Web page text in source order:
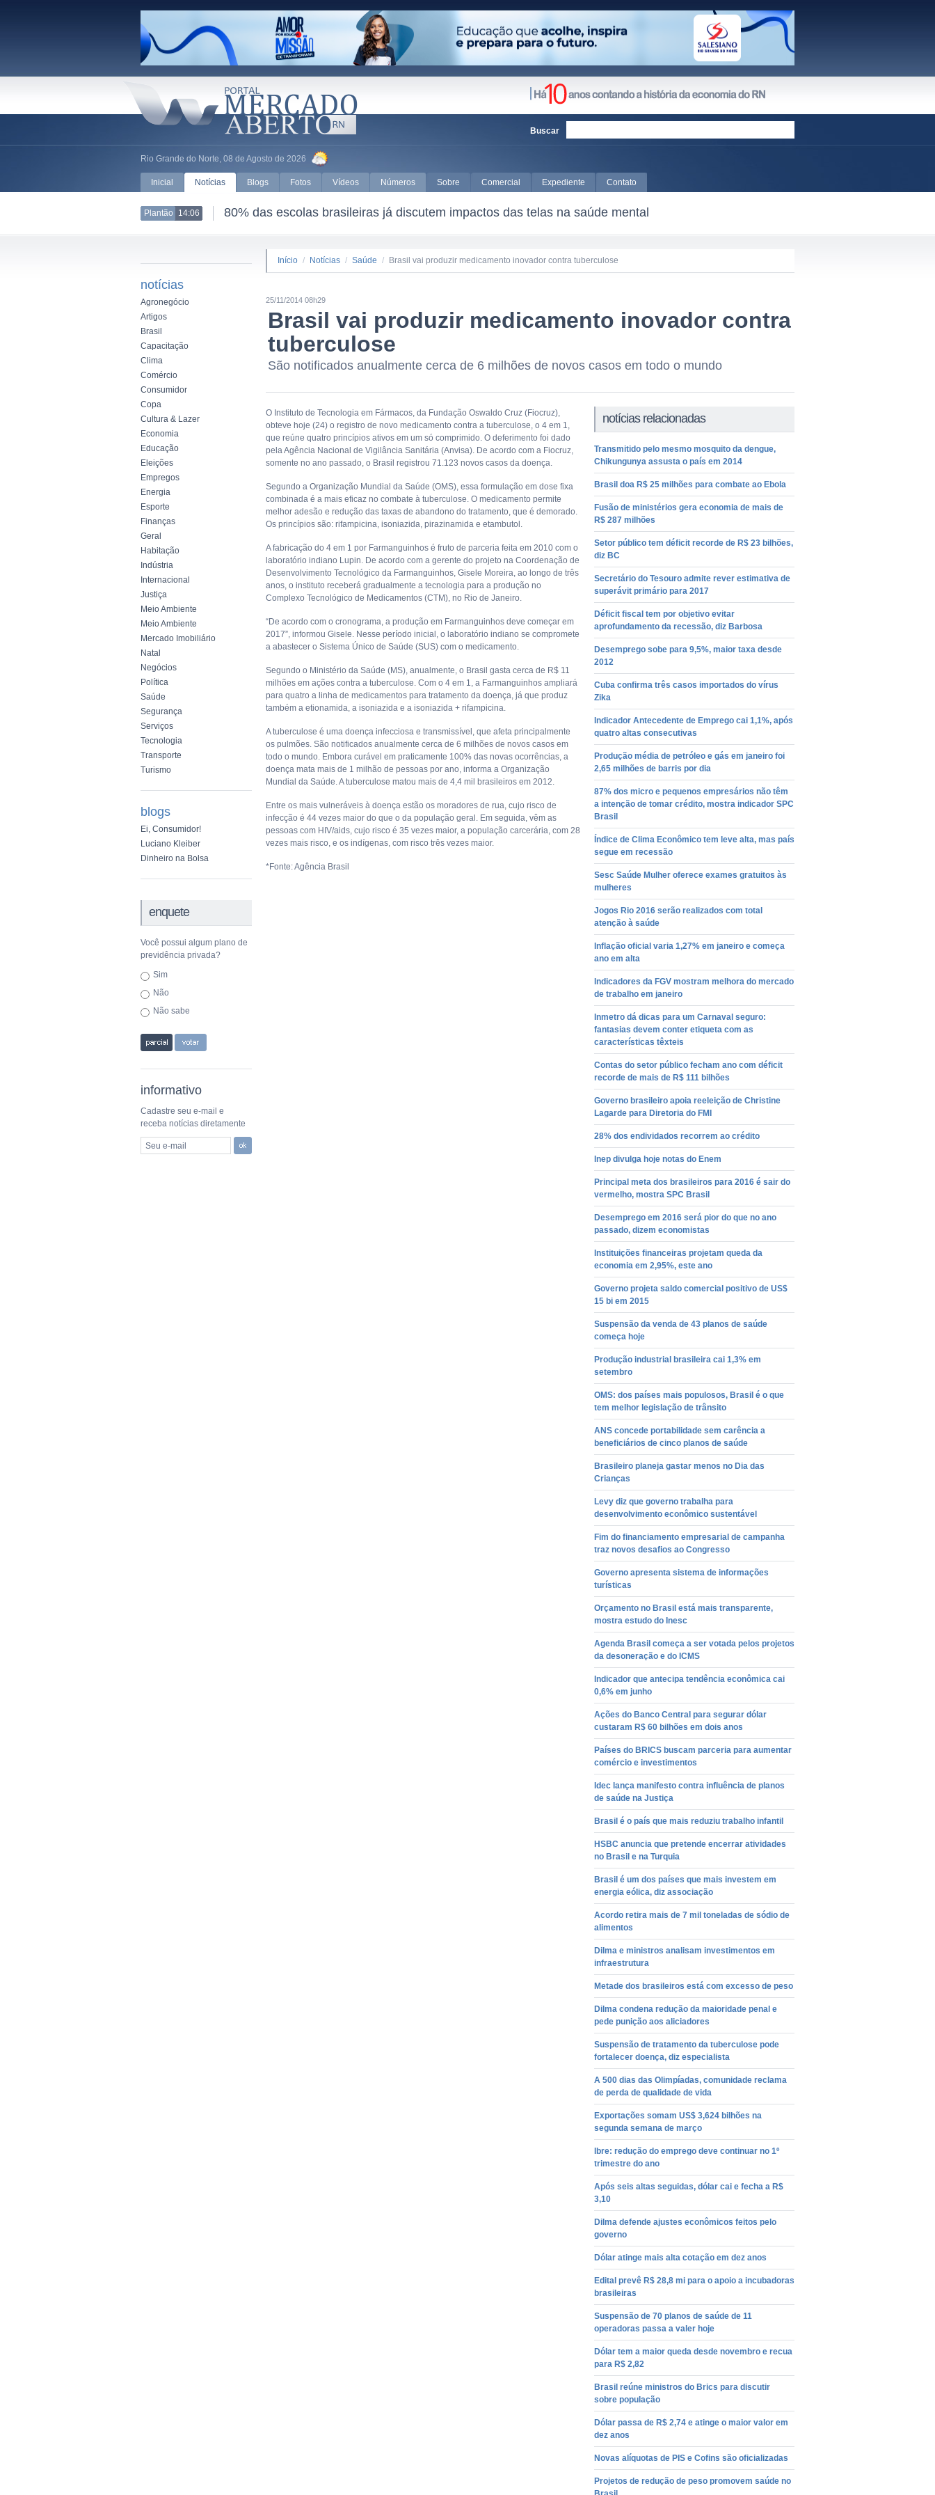
Rio Grande do Norte, 08 de Agosto de 2026
Buscar
Inicial Notícias Blogs Fotos Vídeos Números Sobre Comercial Expediente Contato
Plantão 14:06 80% das escolas brasileiras já discutem impactos das telas na saúde mental
notícias
Agronegócio
Artigos
Brasil
Capacitação
Clima
Comércio
Consumidor
Copa
Cultura & Lazer
Economia
Educação
Eleições
Empregos
Energia
Esporte
Finanças
Geral
Habitação
Indústria
Internacional
Justiça
Meio Ambiente
Meio Ambiente
Mercado Imobiliário
Natal
Negócios
Política
Saúde
Segurança
Serviços
Tecnologia
Transporte
Turismo
blogs
Ei, Consumidor!
Luciano Kleiber
Dinheiro na Bolsa
enquete
Você possui algum plano de
previdência privada?
Sim
Não
Não sabe
informativo
Cadastre seu e-mail e
receba notícias diretamente
Seu e-mail
Início / Notícias / Saúde / Brasil vai produzir medicamento inovador contra tuberculose
25/11/2014 08h29
Brasil vai produzir medicamento inovador contra
tuberculose
São notificados anualmente cerca de 6 milhões de novos casos em todo o mundo
notícias relacionadas
Transmitido pelo mesmo mosquito da dengue,
Chikungunya assusta o país em 2014
Brasil doa R$ 25 milhões para combate ao Ebola
Fusão de ministérios gera economia de mais de
R$ 287 milhões
Setor público tem déficit recorde de R$ 23 bilhões,
diz BC
Secretário do Tesouro admite rever estimativa de
superávit primário para 2017
Déficit fiscal tem por objetivo evitar
aprofundamento da recessão, diz Barbosa
Desemprego sobe para 9,5%, maior taxa desde
2012
Cuba confirma três casos importados do vírus
Zika
Indicador Antecedente de Emprego cai 1,1%, após
quatro altas consecutivas
Produção média de petróleo e gás em janeiro foi
2,65 milhões de barris por dia
87% dos micro e pequenos empresários não têm
a intenção de tomar crédito, mostra indicador SPC
Brasil
Índice de Clima Econômico tem leve alta, mas país
segue em recessão
Sesc Saúde Mulher oferece exames gratuitos às
mulheres
Jogos Rio 2016 serão realizados com total
atenção à saúde
Inflação oficial varia 1,27% em janeiro e começa
ano em alta
Indicadores da FGV mostram melhora do mercado
de trabalho em janeiro
Inmetro dá dicas para um Carnaval seguro:
fantasias devem conter etiqueta com as
características têxteis
Contas do setor público fecham ano com déficit
recorde de mais de R$ 111 bilhões
Governo brasileiro apoia reeleição de Christine
Lagarde para Diretoria do FMI
28% dos endividados recorrem ao crédito
Inep divulga hoje notas do Enem
Principal meta dos brasileiros para 2016 é sair do
vermelho, mostra SPC Brasil
Desemprego em 2016 será pior do que no ano
passado, dizem economistas
Instituições financeiras projetam queda da
economia em 2,95%, este ano
Governo projeta saldo comercial positivo de US$
15 bi em 2015
Suspensão da venda de 43 planos de saúde
começa hoje
Produção industrial brasileira cai 1,3% em
setembro
OMS: dos países mais populosos, Brasil é o que
tem melhor legislação de trânsito
ANS concede portabilidade sem carência a
beneficiários de cinco planos de saúde
Brasileiro planeja gastar menos no Dia das
Crianças
Levy diz que governo trabalha para
desenvolvimento econômico sustentável
Fim do financiamento empresarial de campanha
traz novos desafios ao Congresso
Governo apresenta sistema de informações
turísticas
Orçamento no Brasil está mais transparente,
mostra estudo do Inesc
Agenda Brasil começa a ser votada pelos projetos
da desoneração e do ICMS
Indicador que antecipa tendência econômica cai
0,6% em junho
Ações do Banco Central para segurar dólar
custaram R$ 60 bilhões em dois anos
Países do BRICS buscam parceria para aumentar
comércio e investimentos
Idec lança manifesto contra influência de planos
de saúde na Justiça
Brasil é o país que mais reduziu trabalho infantil
HSBC anuncia que pretende encerrar atividades
no Brasil e na Turquia
Brasil é um dos países que mais investem em
energia eólica, diz associação
Acordo retira mais de 7 mil toneladas de sódio de
alimentos
Dilma e ministros analisam investimentos em
infraestrutura
Metade dos brasileiros está com excesso de peso
Dilma condena redução da maioridade penal e
pede punição aos aliciadores
Suspensão de tratamento da tuberculose pode
fortalecer doença, diz especialista
A 500 dias das Olimpíadas, comunidade reclama
de perda de qualidade de vida
Exportações somam US$ 3,624 bilhões na
segunda semana de março
Ibre: redução do emprego deve continuar no 1º
trimestre do ano
Após seis altas seguidas, dólar cai e fecha a R$
3,10
Dilma defende ajustes econômicos feitos pelo
governo
Dólar atinge mais alta cotação em dez anos
Edital prevê R$ 28,8 mi para o apoio a incubadoras
brasileiras
Suspensão de 70 planos de saúde de 11
operadoras passa a valer hoje
Dólar tem a maior queda desde novembro e recua
para R$ 2,82
Brasil reúne ministros do Brics para discutir
sobre população
Dólar passa de R$ 2,74 e atinge o maior valor em
dez anos
Novas alíquotas de PIS e Cofins são oficializadas
Projetos de redução de peso promovem saúde no
O Instituto de Tecnologia em Fármacos, da Fundação Oswaldo Cruz (Fiocruz),
obteve hoje (24) o registro de novo medicamento contra a tuberculose, o 4 em 1,
que reúne quatro princípios ativos em um só comprimido. O deferimento foi dado
pela Agência Nacional de Vigilância Sanitária (Anvisa). De acordo com a Fiocruz,
somente no ano passado, o Brasil registrou 71.123 novos casos da doença.
Segundo a Organização Mundial da Saúde (OMS), essa formulação em dose fixa
combinada é a mais eficaz no combate à tuberculose. O medicamento permite
melhor adesão e redução das taxas de abandono do tratamento, que é demorado.
Os princípios são: rifampicina, isoniazida, pirazinamida e etambutol.
A fabricação do 4 em 1 por Farmanguinhos é fruto de parceria feita em 2010 com o
laboratório indiano Lupin. De acordo com a gerente do projeto na Coordenação de
Desenvolvimento Tecnológico da Farmanguinhos, Gisele Moreira, ao longo de três
anos, o instituto receberá gradualmente a tecnologia para a produção no
Complexo Tecnológico de Medicamentos (CTM), no Rio de Janeiro.
“De acordo com o cronograma, a produção em Farmanguinhos deve começar em
2017”, informou Gisele. Nesse período inicial, o laboratório indiano se compromete
a abastecer o Sistema Único de Saúde (SUS) com o medicamento.
Segundo o Ministério da Saúde (MS), anualmente, o Brasil gasta cerca de R$ 11
milhões em ações contra a tuberculose. Com o 4 em 1, a Farmanguinhos ampliará
para quatro a linha de medicamentos para tratamento da doença, já que produz
também a etionamida, a isoniazida e a isoniazida + rifampicina.
A tuberculose é uma doença infecciosa e transmissível, que afeta principalmente
os pulmões. São notificados anualmente cerca de 6 milhões de novos casos em
todo o mundo. Embora curável em praticamente 100% das novas ocorrências, a
doença mata mais de 1 milhão de pessoas por ano, informa a Organização
Mundial da Saúde. A tuberculose matou mais de 4,4 mil brasileiros em 2012.
Entre os mais vulneráveis à doença estão os moradores de rua, cujo risco de
infecção é 44 vezes maior do que o da população geral. Em seguida, vêm as
pessoas com HIV/aids, cujo risco é 35 vezes maior, a população carcerária, com 28
vezes mais risco, e os indígenas, com risco três vezes maior.
*Fonte: Agência Brasil